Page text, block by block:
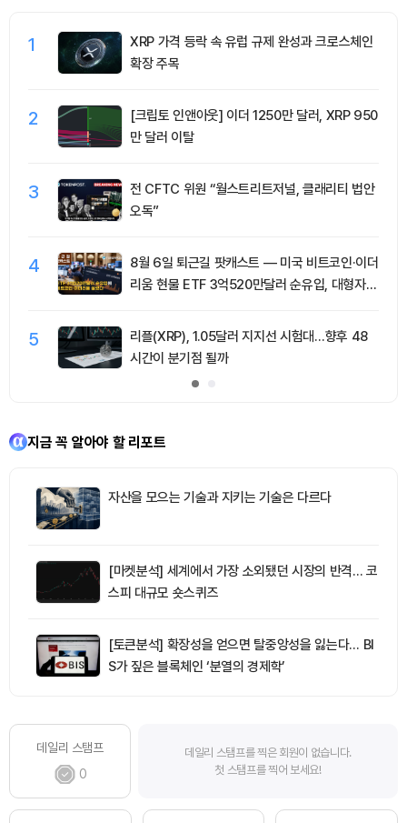
1
XRP 가격 등락 속 유럽 규제 완성과 크로스체인
확장 주목
2
[크립토 인앤아웃] 이더 1250만 달러, XRP 950
만 달러 이탈
3
전 CFTC 위원 “월스트리트저널, 클래리티 법안
오독”
4
8월 6일 퇴근길 팟캐스트 — 미국 비트코인·이더
리움 현물 ETF 3억520만달러 순유입, 대형자산
5
리플(XRP), 1.05달러 지지선 시험대…향후 48
시간이 분기점 될까
지금 꼭 알아야 할 리포트
자산을 모으는 기술과 지키는 기술은 다르다
[마켓분석] 세계에서 가장 소외됐던 시장의 반격… 코
스피 대규모 숏스퀴즈
[토큰분석] 확장성을 얻으면 탈중앙성을 잃는다… BI
S가 짚은 블록체인 ‘분열의 경제학’
데일리 스탬프
0
데일리 스탬프를 찍은 회원이 없습니다.
첫 스탬프를 찍어 보세요!